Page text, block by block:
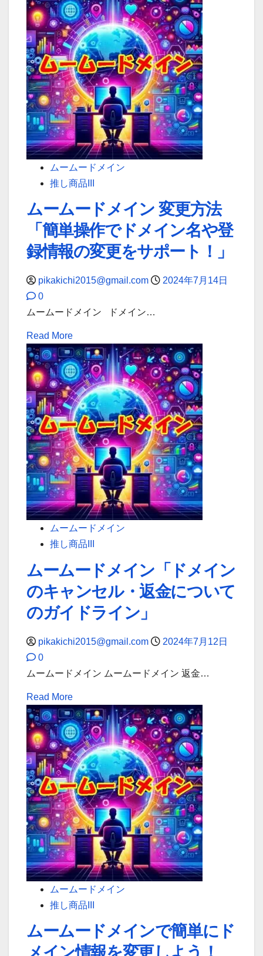
ー
ム
ー
ド
メ
イ
ン
で
は、
そ
ん
な
な
た
の
意
全
で
サ
ポ
ー
ト
about
簡
単
操
作
で
ネ
ー
ム
サ
ー
バ
を
変
更！
ム
ー
ー
メ
イ
ン
で
安
心
の
ド
メ
イ
ン
管
理
ムームードメイン
推し商品III
ムームードメイン 変更方法
「簡単操作でドメイン名や登
録情報の変更をサポート！」
pikakichi2015@gmail.com
2024年7月14日
0
ムームードメイン ドメイン…
Read MoreRead
more
about
ム
ー
ム
ー
ド
メ
イ
ン
変
更
方
「簡
単
操
作
で
メ
ン
名
や
登
録
情
報
の
変
更
を
サ
ポ
ー
ト！」
ムームードメイン
推し商品III
ムームードメイン「ドメイン
のキャンセル・返金について
のガイドライン」
pikakichi2015@gmail.com
2024年7月12日
0
ムームードメイン ムームードメイン 返金…
Read MoreRead
more
about
ム
ー
ム
ー
ド
メ
イ
ン
「ド
メ
イ
の
キ
ムームードメイン
推し商品III
ムームードメインで簡単にド